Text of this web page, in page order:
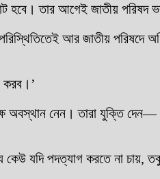
হবে। তার আগেই জাতীয়
আর জাতীয় পরিষদে
করব।’
অবস্থান নেন। তারা যুক্তি
যদি পদত্যাগ করতে না চায়,